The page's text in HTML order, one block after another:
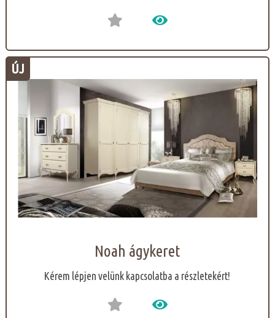
ÚJ
Noah ágykeret
Kérem lépjen velünk kapcsolatba a részletekért!